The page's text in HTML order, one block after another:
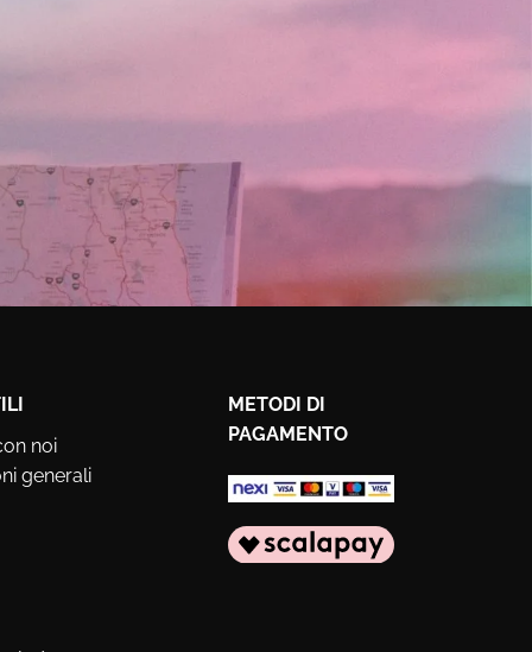
noi
generali
METODI DI
PAGAMENTO